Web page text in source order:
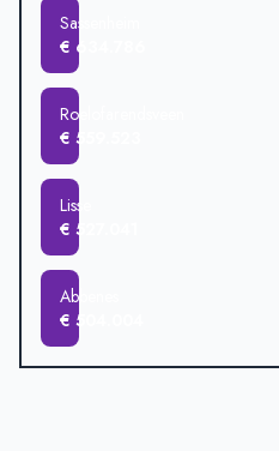
Sassenheim
€ 634.786
Roelofarendsveen
€ 559.523
Lisse
€ 527.041
Abbenes
€ 504.004